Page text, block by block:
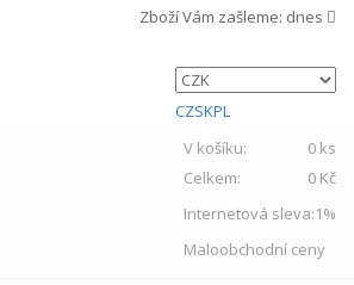
Zboží Vám zašleme: dnes
CZSKPL
V košíku:
0 ks
Celkem:
0 Kč
Internetová sleva:1%
Maloobchodní ceny